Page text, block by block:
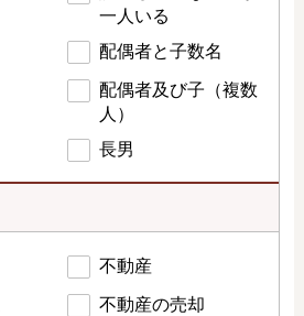
一人いる
配偶者と子数名
配偶者及び子（複数
人）
長男
不動産
不動産の売却